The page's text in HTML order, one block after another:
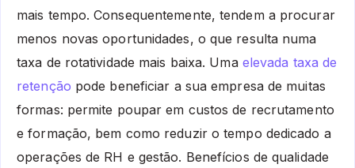
mais tempo. Consequentemente, tendem a procurar
menos novas oportunidades, o que resulta numa
taxa de rotatividade mais baixa. Uma elevada taxa de
retenção pode beneficiar a sua empresa de muitas
formas: permite poupar em custos de recrutamento
e formação, bem como reduzir o tempo dedicado a
operações de RH e gestão. Benefícios de qualidade